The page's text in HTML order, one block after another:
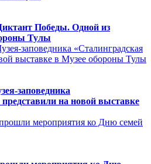
Победы. Одной из
Тулы
заповедника
на новой выставке